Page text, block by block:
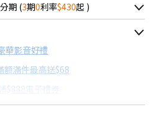
期 (3期0利率$430起 )
以購物車顯示為主
金額 配合銀行/業者
華影音好禮
額滿件最高送$68
$888電子禮券
聯名卡滿額最高回饋25%